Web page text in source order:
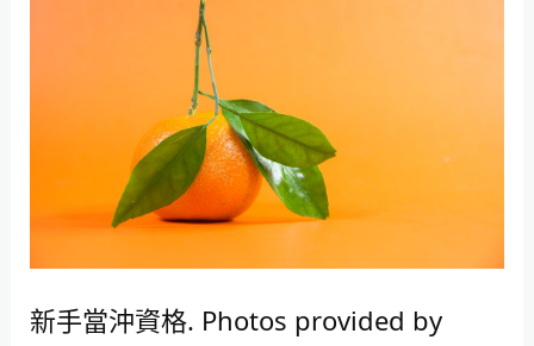
新手當沖資格. Photos provided by